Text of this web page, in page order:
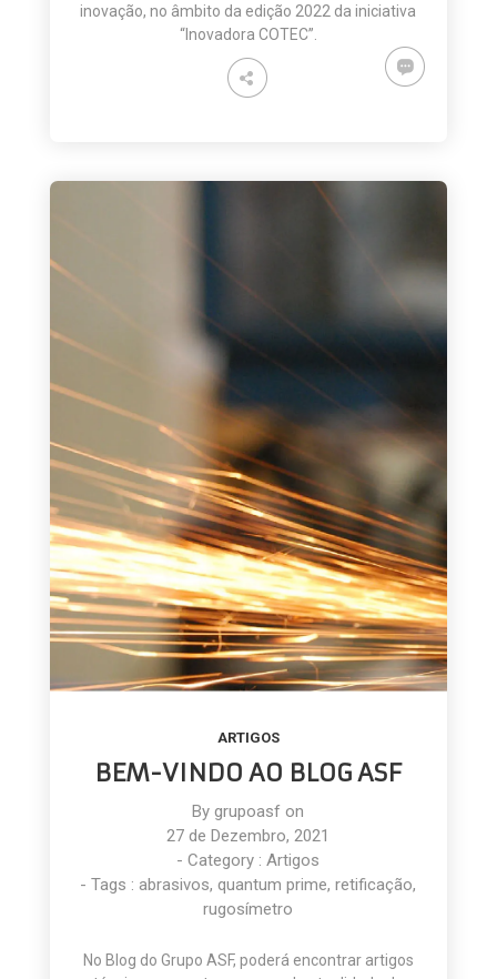
inovação, no âmbito da edição 2022 da iniciativa
“Inovadora COTEC”.
ARTIGOS
BEM-VINDO AO BLOG ASF
Bygrupoasf on
27 de Dezembro, 2021
- Category : Artigos
- Tags :abrasivos,quantum prime,retificação,
rugosímetro
No Blog do Grupo ASF, poderá encontrar artigos